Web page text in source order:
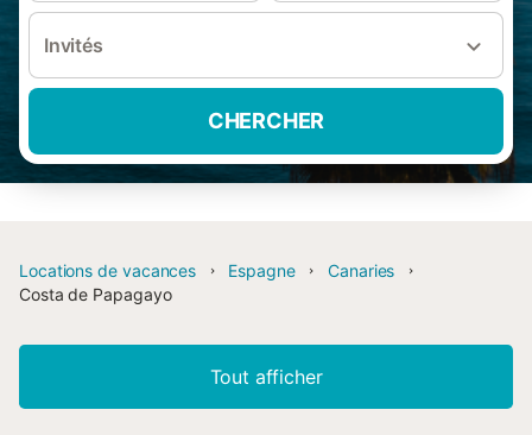
Invités
CHERCHER
Locations de vacances Espagne
Canaries
Costa de Papagayo
Tout afficher